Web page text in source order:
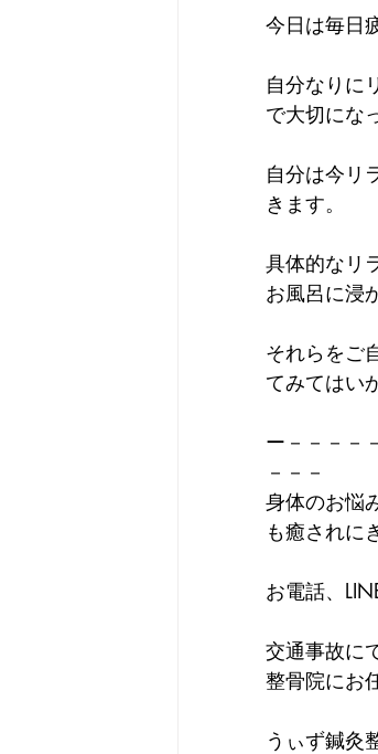
今日は毎日
自分なりに
で大切にな
自分は今リ
きます。
具体的なリ
お風呂に浸
それらをご
てみてはい
ー－－－－
－－－
身体のお悩
も癒されに
お電話、
交通事故に
整骨院にお
うぃず鍼灸